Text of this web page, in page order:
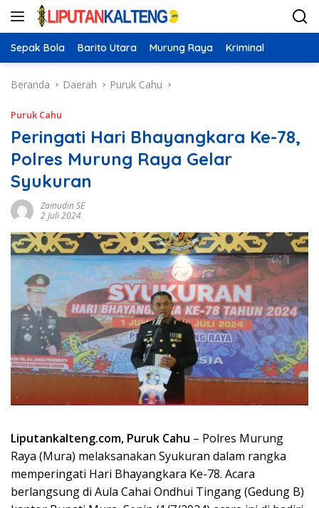
Langsung
Sepak Bola Barito Utara Murung Raya Kriminal
Beranda Daerah Puruk Cahu
Puruk Cahu
Peringati Hari Bhayangkara Ke-78,
Polres Murung Raya Gelar
Syukuran
Zainudin SE
2 Juli 2024
Liputankalteng.com, Puruk Cahu – Polres Murung
Raya (Mura) melaksanakan Syukuran dalam rangka
memperingati Hari Bhayangkara Ke-78. Acara
berlangsung di Aula Cahai Ondhui Tingang (Gedung B)